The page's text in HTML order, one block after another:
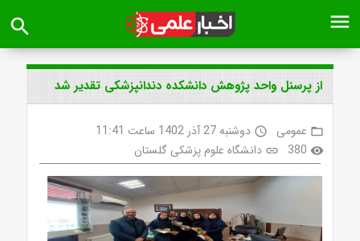
menu
search
از پرسنل واحد پژوهش دانشکده دندانپزشکی تقدیر شد
folder_open عمومی access_time دوشنبه 27 آذر 1402 ساعت 11:41
visibility
380
link دانشگاه علوم پزشکی گلستان